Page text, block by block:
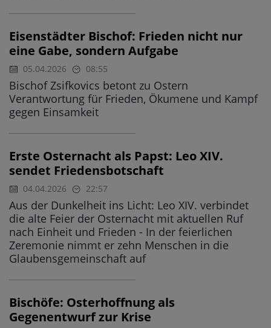
Eisenstädter Bischof: Frieden nicht nur
eine Gabe, sondern Aufgabe
05.04.2026 08:55
Bischof Zsifkovics betont zu Ostern
Verantwortung für Frieden, Ökumene und Kampf
gegen Einsamkeit
Erste Osternacht als Papst: Leo XIV.
sendet Friedensbotschaft
04.04.2026 22:57
Aus der Dunkelheit ins Licht: Leo XIV. verbindet
die alte Feier der Osternacht mit aktuellen Ruf
nach Einheit und Frieden - In der feierlichen
Zeremonie nimmt er zehn Menschen in die
Glaubensgemeinschaft auf
Bischöfe: Osterhoffnung als
Gegenentwurf zur Krise